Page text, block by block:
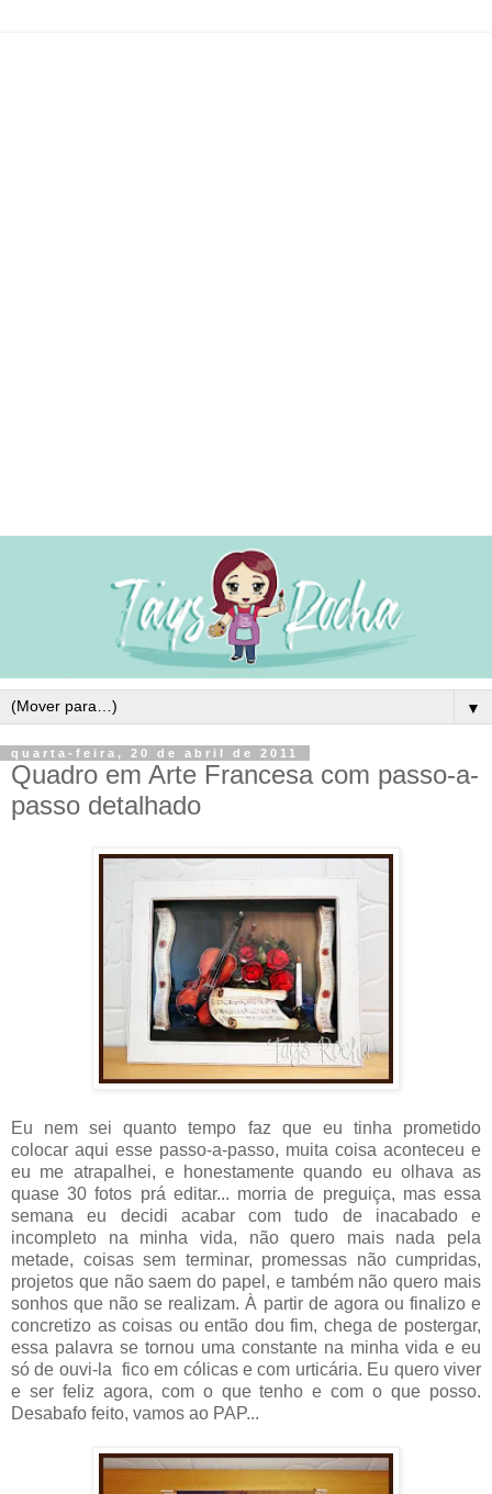
▼
quarta-feira, 20 de abril de 2011
Quadro em Arte Francesa com passo-a-
passo detalhado
Eu nem sei quanto tempo faz que eu tinha prometido
colocar aqui esse passo-a-passo, muita coisa aconteceu e
eu me atrapalhei, e honestamente quando eu olhava as
quase 30 fotos prá editar... morria de preguiça, mas essa
semana eu decidi acabar com tudo de inacabado e
incompleto na minha vida, não quero mais nada pela
metade, coisas sem terminar, promessas não cumpridas,
projetos que não saem do papel, e também não quero mais
sonhos que não se realizam. À partir de agora ou finalizo e
concretizo as coisas ou então dou fim, chega de postergar,
essa palavra se tornou uma constante na minha vida e eu
só de ouvi-la fico em cólicas e com urticária. Eu quero viver
e ser feliz agora, com o que tenho e com o que posso.
Desabafo feito, vamos ao PAP...